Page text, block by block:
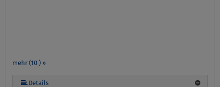
mehr (10 ) »
mehr (10 ) »
mehr (10 ) »
mehr (10 ) »
mehr (10 ) »
mehr (10 ) »
mehr (10 ) »
Details